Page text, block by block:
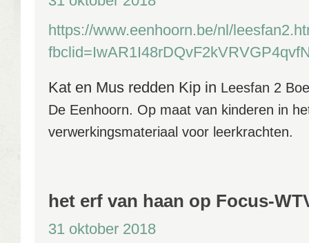
https://www.eenhoorn.be/nl/
Kat en Mus redden Kip in Leesfan 2
De Eenhoorn. Op maat van kinderen in
verwerkingsmateriaal voor leerkrachten.
het erf van haan op Focus-
31 oktober 2018